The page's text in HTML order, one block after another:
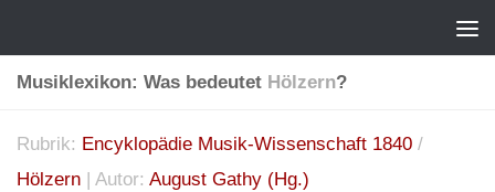
Musiklexikon: Was bedeutet Hölzern?
Rubrik: Encyklopädie Musik-Wissenschaft 1840 /
Hölzern | Autor: August Gathy (Hg.)